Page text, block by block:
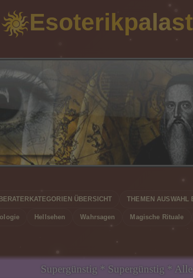
BERATERKATEGORIEN ÜBERSICHT THEMEN AUSWAHL
Hellsehen Wahrsagen Magische Rituale
* Supergünstig * Alle Netze gleicher